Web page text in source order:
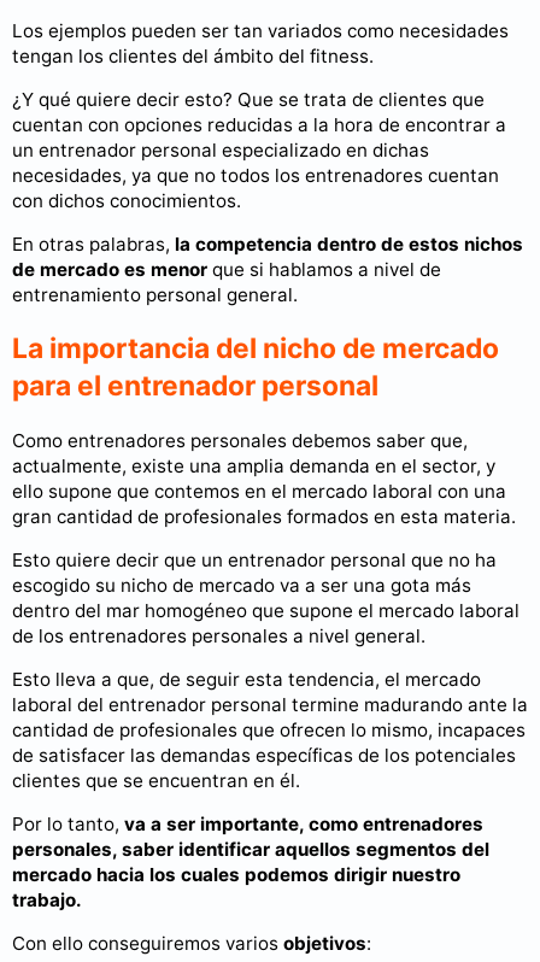
Los ejemplos pueden ser tan variados como necesidades
tengan los clientes del ámbito del fitness.
¿Y qué quiere decir esto? Que se trata de clientes que
cuentan con opciones reducidas a la hora de encontrar a
un entrenador personal especializado en dichas
necesidades, ya que no todos los entrenadores cuentan
con dichos conocimientos.
En otras palabras, la competencia dentro de estos nichos
de mercado es menor que si hablamos a nivel de
entrenamiento personal general.
La importancia del nicho de mercado
para el entrenador personal
Como entrenadores personales debemos saber que,
actualmente, existe una amplia demanda en el sector, y
ello supone que contemos en el mercado laboral con una
gran cantidad de profesionales formados en esta materia.
Esto quiere decir que un entrenador personal que no ha
escogido su nicho de mercado va a ser una gota más
dentro del mar homogéneo que supone el mercado laboral
de los entrenadores personales a nivel general.
Esto lleva a que, de seguir esta tendencia, el mercado
laboral del entrenador personal termine madurando ante la
cantidad de profesionales que ofrecen lo mismo, incapaces
de satisfacer las demandas específicas de los potenciales
clientes que se encuentran en él.
Por lo tanto, va a ser importante, como entrenadores
personales, saber identificar aquellos segmentos del
mercado hacia los cuales podemos dirigir nuestro
trabajo.
Con ello conseguiremos varios objetivos: